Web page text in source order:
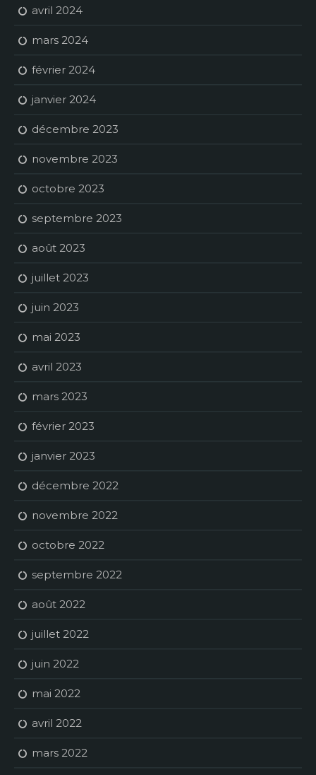
avril 2024
mars 2024
février 2024
janvier 2024
décembre 2023
novembre 2023
octobre 2023
septembre 2023
août 2023
juillet 2023
juin 2023
mai 2023
avril 2023
mars 2023
février 2023
janvier 2023
décembre 2022
novembre 2022
octobre 2022
septembre 2022
août 2022
juillet 2022
juin 2022
mai 2022
avril 2022
mars 2022